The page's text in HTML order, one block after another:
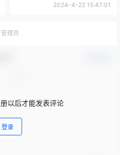
2024-4-22 15:47:01
管理员
以后才能发表评论
登录